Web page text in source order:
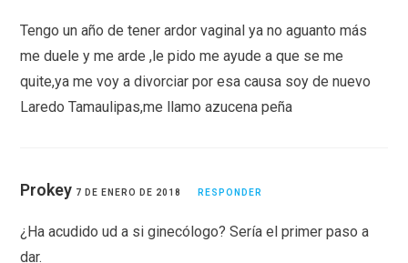
Tengo un año de tener ardor vaginal ya no aguanto más
me duele y me arde ,le pido me ayude a que se me
quite,ya me voy a divorciar por esa causa soy de nuevo
Laredo Tamaulipas,me llamo azucena peña
Prokey 7 DE ENERO DE 2018 RESPONDER
¿Ha acudido ud a si ginecólogo? Sería el primer paso a
dar.